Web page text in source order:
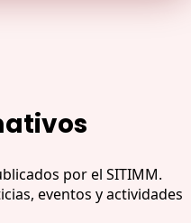
por el SITIMM.
eventos y actividades